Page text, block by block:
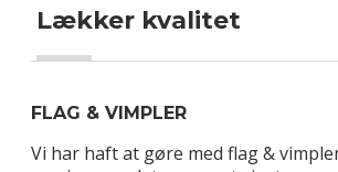
Lækker kvalitet
FLAG & VIMPLER
Vi har haft at gøre med flag &